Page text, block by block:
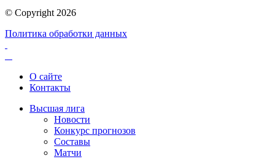
© Copyright 2026
Политика обработки данных
О сайте
Контакты
Высшая лига
Новости
Конкурс прогнозов
Составы
Матчи